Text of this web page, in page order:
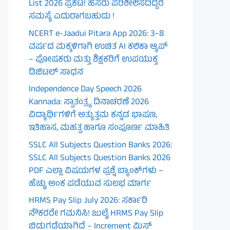
List 2026 ಪ್ರಕಟ! ಹೆಸರು ಪರಿಶೀಲಿಸದಿದ್ದರೆ
ಸಮಸ್ಯೆ ಎದುರಾಗಬಹುದು !
NCERT e-Jaadui Pitara App 2026: 3–8
ವರ್ಷದ ಮಕ್ಕಳಿಗಾಗಿ ಉಚಿತ AI ಕಲಿಕಾ ಆ್ಯಪ್
– ಪೋಷಕರು ಮತ್ತು ಶಿಕ್ಷಕರಿಗೆ ಉಪಯುಕ್ತ
ಡಿಜಿಟಲ್ ಸಾಧನ
Independence Day Speech 2026
Kannada: ಸ್ವಾತಂತ್ರ್ಯ ದಿನಾಚರಣೆ 2026
ವಿದ್ಯಾರ್ಥಿಗಳಿಗೆ ಅತ್ಯುತ್ತಮ ಕನ್ನಡ ಭಾಷಣ,
ಇತಿಹಾಸ, ಮಹತ್ವ ಹಾಗೂ ಸಂಪೂರ್ಣ ಮಾಹಿತಿ
SSLC All Subjects Question Banks 2026:
SSLC All Subjects Question Banks 2026
PDF ಎಲ್ಲಾ ವಿಷಯಗಳ ಪ್ರಶ್ನೆ ಬ್ಯಾಂಕ್‌ಗಳು –
ಹೆಚ್ಚು ಅಂಕ ಪಡೆಯುವ ಸುಲಭ ಮಾರ್ಗ
HRMS Pay Slip July 2026: ಸರ್ಕಾರಿ
ನೌಕರರೇ ಗಮನಿಸಿ! ಜುಲೈ HRMS Pay Slip
ಬಿಡುಗಡೆಯಾಗಿದೆ – Increment ಮಿಸ್